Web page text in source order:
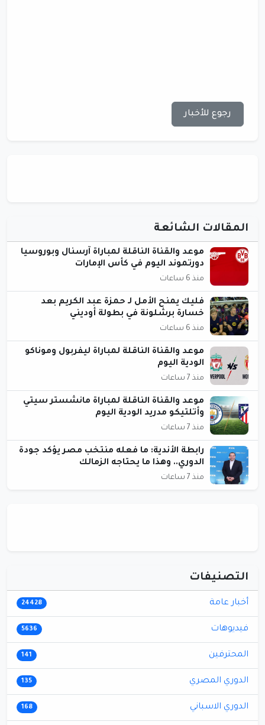
رجوع للأخبار
المقالات الشائعة
موعد والقناة الناقلة لمباراة آرسنال وبوروسيا
دورتموند اليوم في كأس الإمارات
منذ 6 ساعات
فليك يمنح الأمل لـ حمزة عبد الكريم بعد
خسارة برشلونة في بطولة أوديني
منذ 6 ساعات
موعد والقناة الناقلة لمباراة ليفربول وموناكو
الودية اليوم
منذ 7 ساعات
موعد والقناة الناقلة لمباراة مانشستر سيتي
وأتلتيكو مدريد الودية اليوم
منذ 7 ساعات
رابطة الأندية: ما فعله منتخب مصر يؤكد جودة
الدوري.. وهذا ما يحتاجه الزمالك
منذ 7 ساعات
التصنيفات
أخبار عامة 24428
فيديوهات 5636
المحترفين 141
الدوري المصري 135
الدوري الاسباني 168